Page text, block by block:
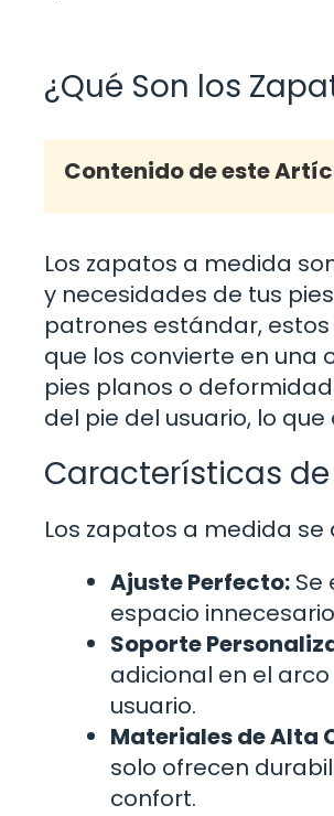
¿Qué Son los
Contenido de este
Los zapatos a medida
y necesidades de tus
patrones estándar,
que los convierte en
pies planos o
del pie del usuario, lo
Características
Los zapatos a medida
Ajuste Perfecto: Se
espacio
Soporte
adicional en el
usuario.
Materiales de Alta
solo ofrecen
confort.